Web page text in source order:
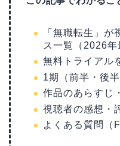
「無職転生」
ス一覧（2026年
無料トライアル
1期（前半・後
作品のあらすじ
視聴者の感想・
よくある質問（